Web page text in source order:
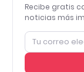
Recibe gratis
noticias más